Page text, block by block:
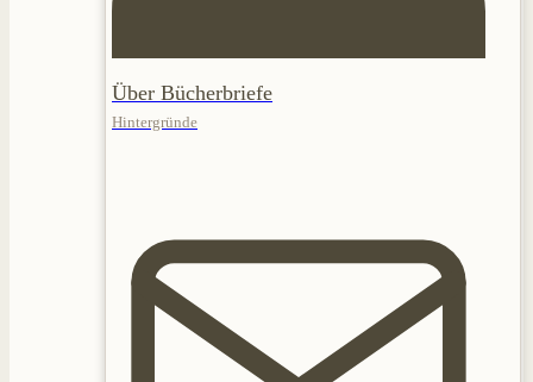
Über Bücherbriefe
Hintergründe